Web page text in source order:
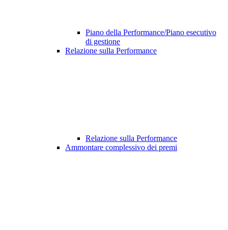
Piano della Performance/Piano esecutivo
di gestione
Relazione sulla Performance
Relazione sulla Performance
Ammontare complessivo dei premi